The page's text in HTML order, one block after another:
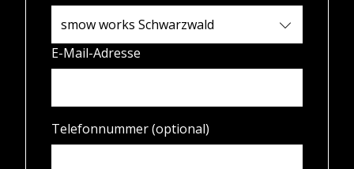
E-Mail-Adresse
Telefonnummer (optional)